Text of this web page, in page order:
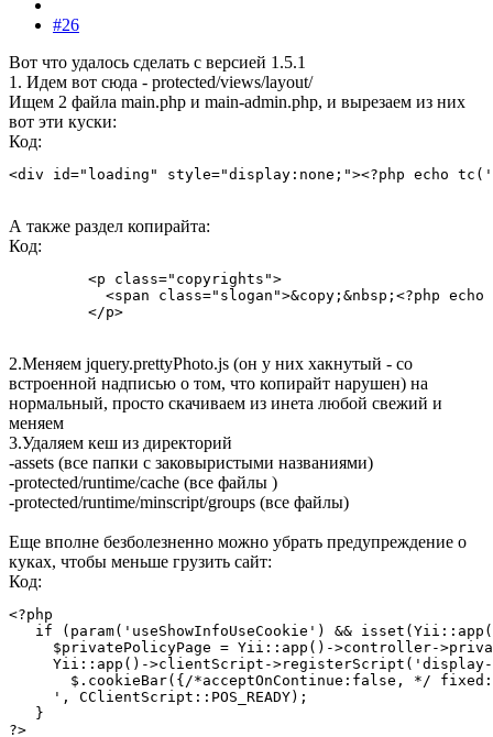
#26
Вот что удалось сделать с версией 1.5.1
1. Идем вот сюда - protected/views/layout/
Ищем 2 файла main.php и main-admin.php, и вырезаем из них
вот эти куски:
Код:
<div id="loading" style="display:none;"><?php echo
А также раздел копирайта:
Код:
         <p class="copyrights">
<span class="slogan">&copy;&nbsp;<?php
         </p>
2.Меняем jquery.prettyPhoto.js (он у них хакнутый - со
встроенной надписью о том, что копирайт нарушен) на
нормальный, просто скачиваем из инета любой свежий и
меняем
3.Удаляем кеш из директорий
-assets (все папки с заковыристыми названиями)
-protected/runtime/cache (все файлы )
-protected/runtime/minscript/groups (все файлы)
Еще вполне безболезненно можно убрать предупреждение о
куках, чтобы меньше грузить сайт:
Код:
<?php
if (param('useShowInfoUseCookie') &&
$privatePolicyPage = Yii::app()->controller-
Yii::app()->clientScript-
$.cookieBar({/*acceptOnContinue:false, */
     ', CClientScript::POS_READY);
   }
?>